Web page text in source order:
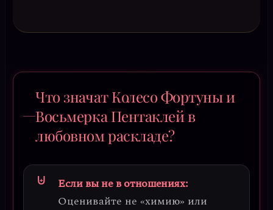
Что значат Колесо Фортуны и
Восьмерка Пентаклей в
любовном раскладе?
Если вы не в отношениях:
Оценивайте не «химию» или